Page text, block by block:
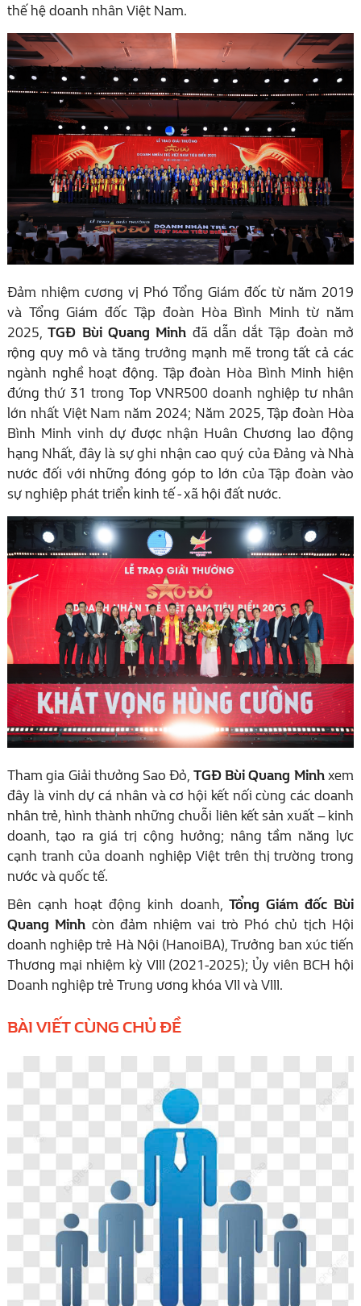
thế hệ doanh nhân Việt Nam.
Đảm nhiệm cương vị Phó Tổng Giám đốc từ năm 2019
và Tổng Giám đốc Tập đoàn Hòa Bình Minh từ năm
2025,TGĐ Bùi Quang Minh đã dẫn dắt Tập đoàn mở
rộng quy mô và tăng trưởng mạnh mẽ trong tất cả các
ngành nghề hoạt động. Tập đoàn Hòa Bình Minh hiện
đứng thứ 31 trong Top VNR500 doanh nghiệp tư nhân
lớn nhất Việt Nam năm 2024; Năm 2025, Tập đoàn Hòa
Bình Minh vinh dự được nhận Huân Chương lao động
hạng Nhất, đây là sự ghi nhận cao quý của Đảng và Nhà
nước đối với những đóng góp to lớn của Tập đoàn vào
sự nghiệp phát triển kinh tế - xã hội đất nước.
Tham gia Giải thưởng Sao Đỏ, TGĐ Bùi Quang Minhxem
đây là vinh dự cá nhân và cơ hội kết nối cùng các doanh
nhân trẻ, hình thành những chuỗi liên kết sản xuất – kinh
doanh, tạo ra giá trị cộng hưởng; nâng tầm năng lực
cạnh tranh của doanh nghiệp Việt trên thị trường trong
nước và quốc tế.
Bên cạnh hoạt động kinh doanh, Tổng Giám đốc Bùi
Quang Minh còn đảm nhiệm vai trò Phó chủ tịch Hội
doanh nghiệp trẻ Hà Nội (HanoiBA), Trưởng ban xúc tiến
Thương mại nhiệm kỳ VIII (2021-2025); Ủy viên BCH hội
Doanh nghiệp trẻ Trung ương khóa VII và VIII.
BÀI VIẾT CÙNG CHỦ ĐỀ